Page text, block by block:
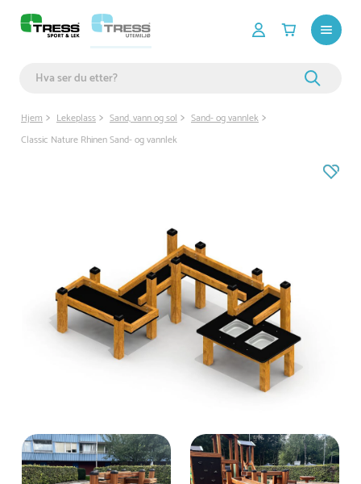
Hjem Lekeplass Sand, vann og sol
Sand- og vannlek
Classic Nature Rhinen Sand- og vannlek